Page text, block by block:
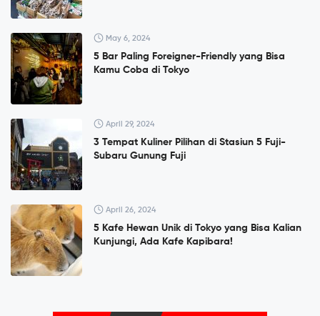
May 6, 2024
5 Bar Paling Foreigner-Friendly yang Bisa
Kamu Coba di Tokyo
April 29, 2024
3 Tempat Kuliner Pilihan di Stasiun 5 Fuji-
Subaru Gunung Fuji
April 26, 2024
5 Kafe Hewan Unik di Tokyo yang Bisa Kalian
Kunjungi, Ada Kafe Kapibara!